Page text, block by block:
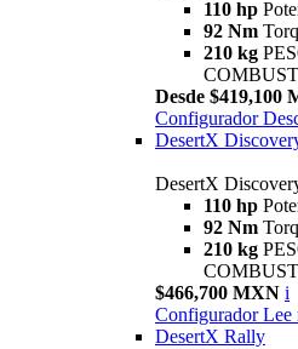
110 hp
92 Nm
210 kg
Desde $419,100
Configurador
DesertX
DesertX
110 hp
92 Nm
210 kg
$466,700 MXN i
Configurador Lee
DesertX Rally